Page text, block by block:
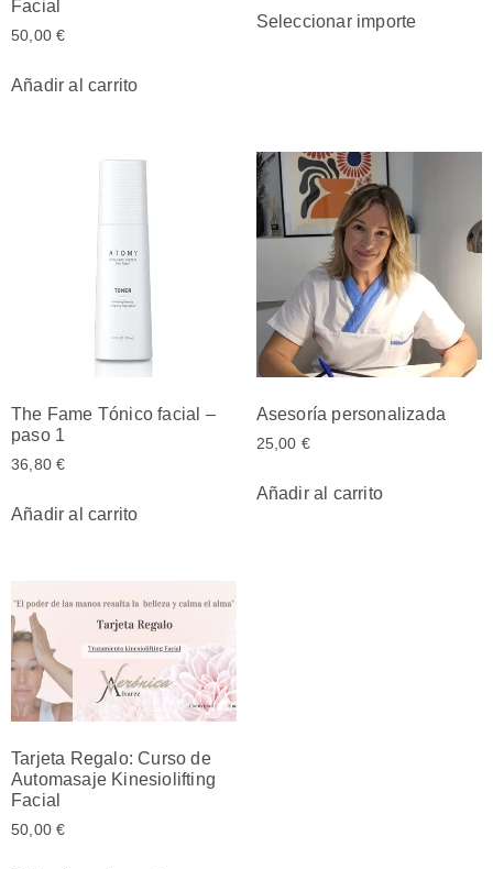
Facial
50,00€
Añadir al carrito
Seleccionar importe
The Fame Tónico facial –
paso 1
36,80€
Añadir al carrito
Asesoría personalizada
25,00 €
Añadir al carrito
Tarjeta Regalo: Curso de
Automasaje Kinesiolifting
Facial
50,00€